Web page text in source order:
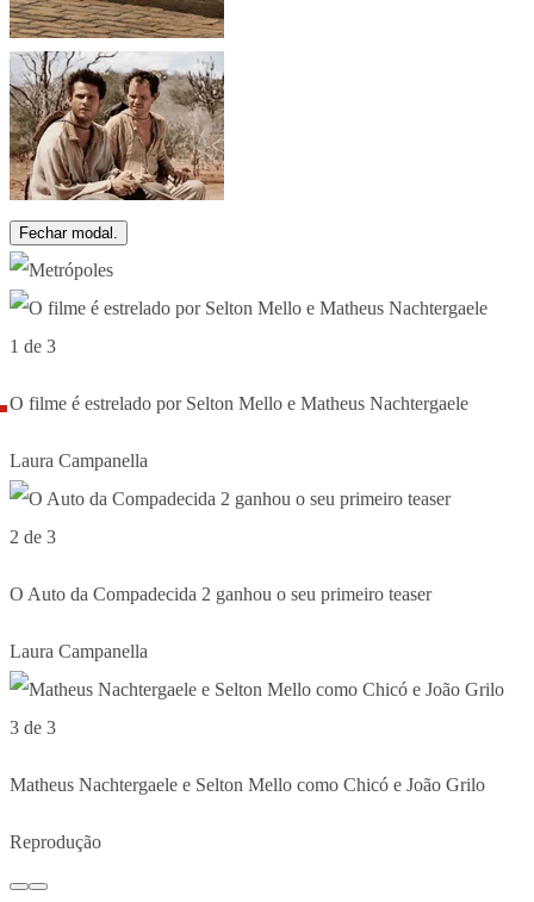
Fechar modal.
1 de 3
O filme é estrelado por Selton Mello e Matheus Nachtergaele
Laura Campanella
2 de 3
O Auto da Compadecida 2 ganhou o seu primeiro teaser
Laura Campanella
3 de 3
Matheus Nachtergaele e Selton Mello como Chicó e João Grilo
Reprodução